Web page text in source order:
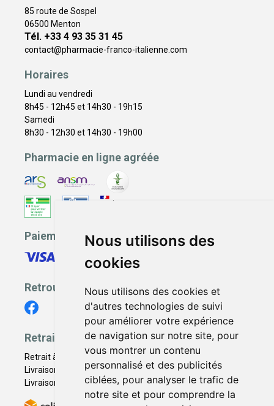
Nous utilisons des
cookies
Nous utilisons des cookies et
d'autres technologies de suivi
pour améliorer votre expérience
de navigation sur notre site, pour
vous montrer un contenu
personnalisé et des publicités
ciblées, pour analyser le trafic de
notre site et pour comprendre la
85 route de Sospel
06500 Menton
Tél. +33 4 93 35 31 45
contact@pharmacie-franco-italienne.com
Horaires
Lundi au vendredi
8h45 - 12h45 et 14h30 - 19h15
Samedi
8h30 - 12h30 et 14h30 - 19h00
Pharmacie en ligne agréée
Paiement sécurisé
Retrouvez-nous
Retrait - Livraison
Retrait à la pharmacie - Click & Collect
Livraison en Point Relais
Livraison à domicile